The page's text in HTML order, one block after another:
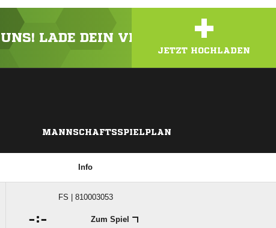
LADE DEIN VIDEO ODER FOTO
+
JETZT HOCHLADEN
MANNSCHAFTSSPIELPLAN
Info
FS | 810003053
: Zum Spiel